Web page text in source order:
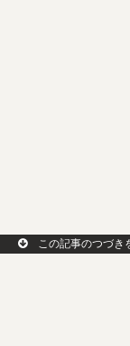
この記事のつづき